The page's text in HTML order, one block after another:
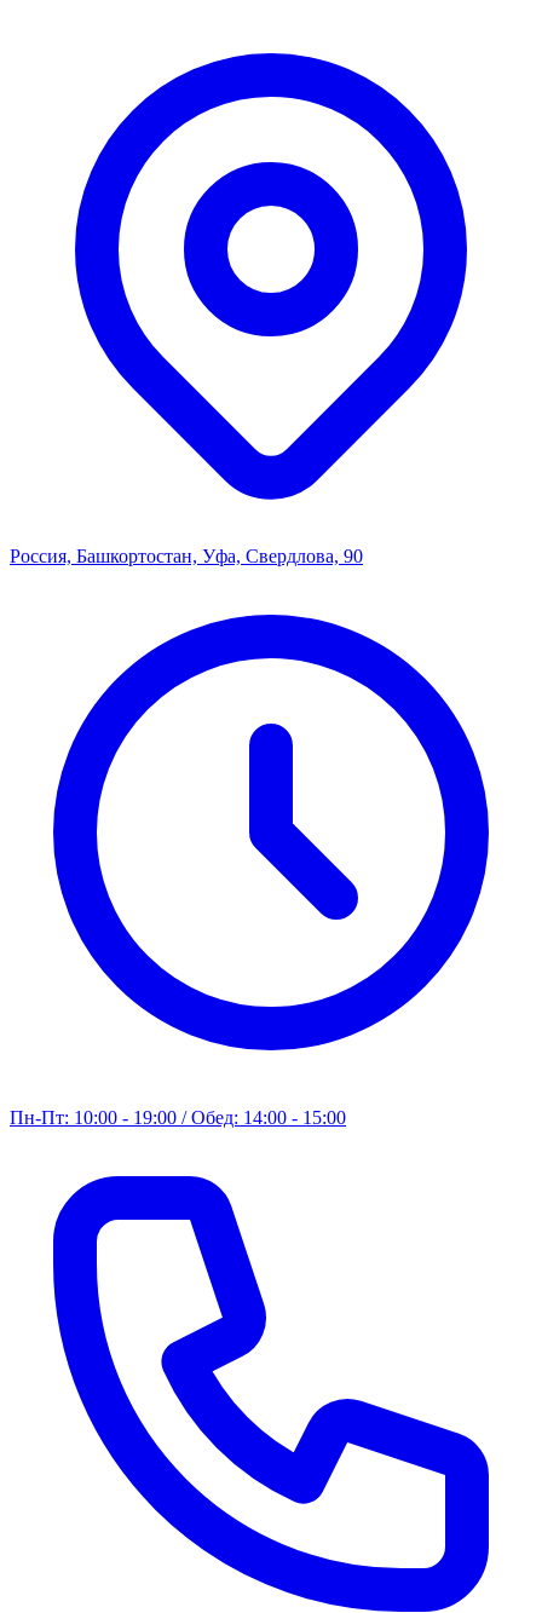
Россия, Башкортостан, Уфа, Свердлова, 90
Пн-Пт: 10:00 - 19:00 / Обед: 14:00 - 15:00